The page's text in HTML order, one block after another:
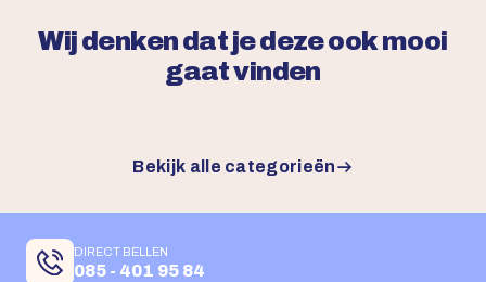
Wij denken dat je deze ook mooi
gaat vinden
Bekijk alle categorieën
DIRECT BELLEN
085 - 401 95 84